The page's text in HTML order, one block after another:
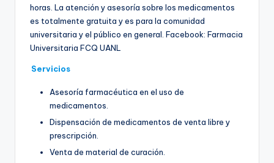
horas. La atención y asesoría sobre los medicamentos
es totalmente gratuita y es para la comunidad
universitaria y el público en general. Facebook: Farmacia
Universitaria FCQ UANL
Servicios
Asesoría farmacéutica en el uso de
medicamentos.
Dispensación de medicamentos de venta libre y
prescripción.
Venta de material de curación.